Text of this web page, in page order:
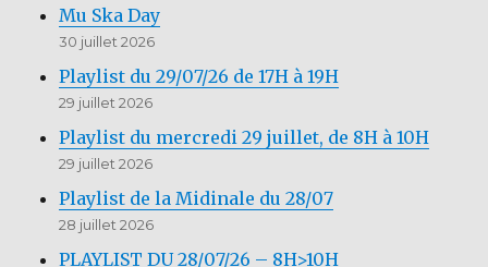
Mu Ska Day
30 juillet 2026
Playlist du 29/07/26 de 17H à 19H
29 juillet 2026
Playlist du mercredi 29 juillet, de 8H à 10H
29 juillet 2026
Playlist de la Midinale du 28/07
28 juillet 2026
PLAYLIST DU 28/07/26 – 8H>10H